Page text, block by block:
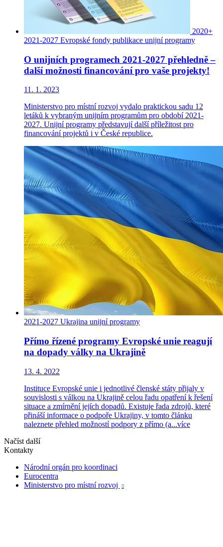
2020+
2021-2027 Evropské fondy publikace unijní programy
O unijních programech 2021-2027 přehledně –
další možnosti financování pro vaše projekty!
11. 1. 2023
Ministerstvo pro místní rozvoj vydalo praktickou sadu 12
letáků k vybraným unijním programům pro období 2021-
2027. Unijní programy představují další příležitost pro
financování projektů i v České republice.
2021-2027 Ukrajina unijní programy
Přímo řízené programy Evropské unie reagují
na dopady války na Ukrajině
13. 4. 2022
Instituce Evropské unie i jednotlivé členské státy přijaly v
souvislosti s válkou na Ukrajině celou řadu opatření k řešení
situace a zmírnění jejích dopadů. Existuje řada zdrojů, které
přináší informace o podpoře Ukrajiny, v tomto článku
naleznete přehled možností podpory z přímo (a...více
Načíst další
Kontakty
Národní orgán pro koordinaci
Eurocentra
Ministerstvo pro místní rozvoj
